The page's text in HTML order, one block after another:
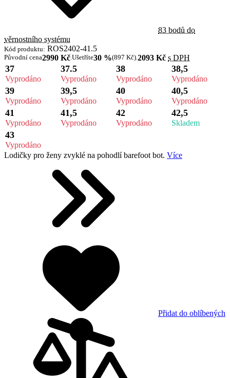
83 bodů do
věrnostního systému
Kód produktu: ROS2402-41.5
Původní cena2990 Kč.Ušetříte30 %(897 Kč).2093 Kč s DPH
37
Vyprodáno
37.5
Vyprodáno
38
Vyprodáno
38,5
Vyprodáno
39
Vyprodáno
39,5
Vyprodáno
40
Vyprodáno
40,5
Vyprodáno
41
Vyprodáno
41,5
Vyprodáno
42
Vyprodáno
42,5
Skladem
43
Vyprodáno
Lodičky pro ženy zvyklé na pohodlí barefoot bot. Více
Přidat do oblíbených